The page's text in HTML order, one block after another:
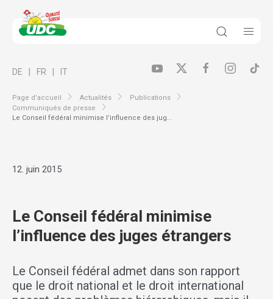
Page d’accueil Actualités
Publications
Communiqués de presse
Le Conseil fédéral minimise l’influence des jug...
DE FR IT
12. juin 2015
Le Conseil fédéral minimise
l’influence des juges étrangers
Le Conseil fédéral admet dans son rapport
que le droit national et le droit international